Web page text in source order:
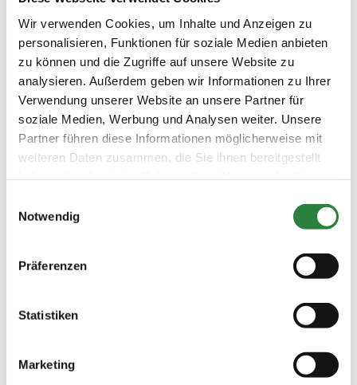
Wir verwenden Cookies, um Inhalte und Anzeigen zu
personalisieren, Funktionen für soziale Medien anbieten
zu können und die Zugriffe auf unsere Website zu
analysieren. Außerdem geben wir Informationen zu Ihrer
Verwendung unserer Website an unsere Partner für
soziale Medien, Werbung und Analysen weiter. Unsere
Partner führen diese Informationen möglicherweise mit
weiteren Daten zusammen, die Sie ihnen bereitgestellt
Notwendig
Präferenzen
Statistiken
Marketing
Finalveranstaltungen der 8er-Teams
beginnen
Gutes Reiten wird belohnt. Zumindest in vielen
Landesverbänden, denn in 13 von ihnen gibt
es mittlerweile sogenannte 8er-Teams. Ab
Oktober beginnen für diese wieder tolle
unterstützt werden. Zum ersten Mal mit einem
Vorpommern, Sachsen, Sachsen-Anhalt und
Landesverband verschieden, genauso wie die
8,0 oder besser, die man in der Saison auf
einem Turnier erreicht haben muss, gibt es